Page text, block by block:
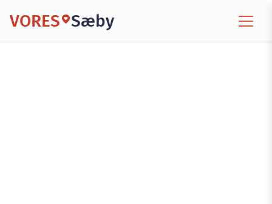
VORES Sæby